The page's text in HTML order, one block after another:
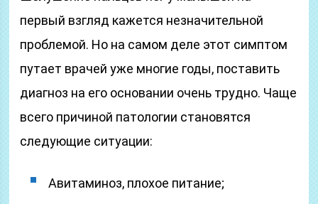
первый взгляд кажется незначительной
проблемой. Но на самом деле этот симптом
путает врачей уже многие годы, поставить
диагноз на его основании очень трудно. Чаще
всего причиной патологии становятся
следующие ситуации:
Авитаминоз, плохое питание;